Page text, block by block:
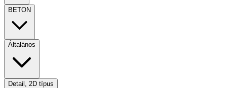
BETON
Általános
Detail, 2D típus